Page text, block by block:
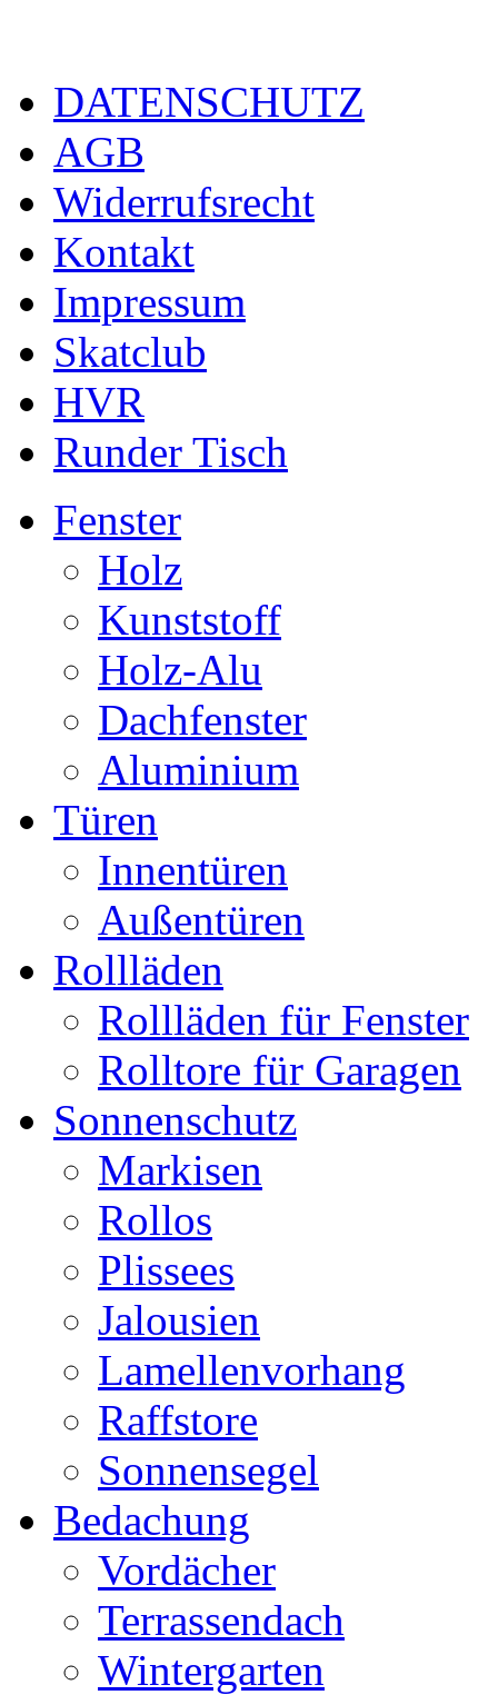
DATENSCHUTZ
AGB
Widerrufsrecht
Kontakt
Impressum
Skatclub
HVR
Runder Tisch
Fenster
Holz
Kunststoff
Holz-Alu
Dachfenster
Aluminium
Türen
Innentüren
Außentüren
Rollläden
Rollläden für Fenster
Rolltore für Garagen
Sonnenschutz
Markisen
Rollos
Plissees
Jalousien
Lamellenvorhang
Raffstore
Sonnensegel
Bedachung
Vordächer
Terrassendach
Wintergarten